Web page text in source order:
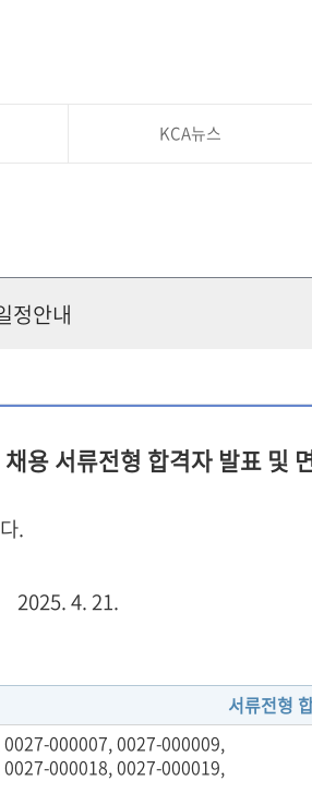
KCA뉴스
정안내
용 서류전형 합격자 발표 및
.
2025. 4. 21.
서류전형
000007, 0027-000009,
000018, 0027-000019,